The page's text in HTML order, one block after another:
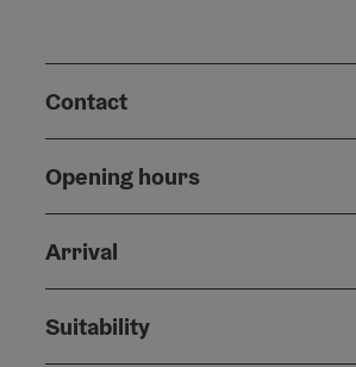
Contact
Opening hours
Arrival
Suitability